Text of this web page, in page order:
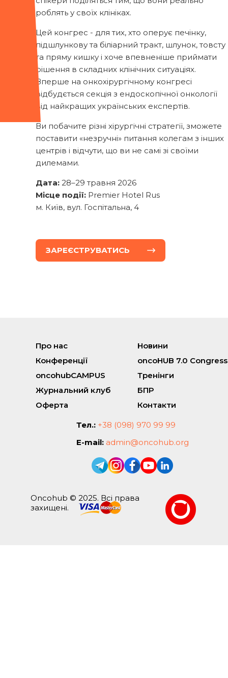
роблять у своїх клініках.
Цей конгрес - для тих, хто оперує печінку,
підшлункову та біліарний тракт, шлунок, товсту
та пряму кишку і хоче впевненіше приймати
рішення в складних клінічних ситуаціях.
Вперше на онкохірургічному конгресі
відбудється секція з ендоскопічної онкології
від найкращих українських експертів.
Ви побачите різні хірургічні стратегії, зможете
поставити «незручні» питання колегам з інших
центрів і відчути, що ви не самі зі своїми
дилемами.
Дата: 28–29 травня 2026
Місце події: Premier Hotel Rus
м. Київ, вул. Госпітальна, 4
ЗАРЕЄСТРУВАТИСЬ
Про нас
Новини
Конференції
oncoHUB 7.0 Congress
oncohubCAMPUS
Тренінги
Журнальний клуб
БПР
Оферта
Контакти
Тел.: +38 (098) 970 99 99
E-mail: admin@oncohub.org
Oncohub © 2025. Всі права
захищені.